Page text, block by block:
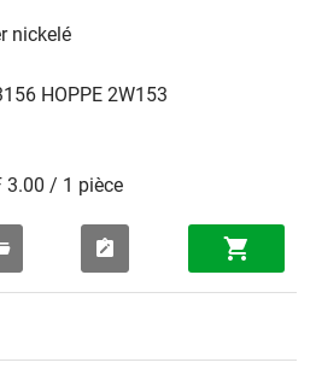
nickelé
HOPPE 2W153
3.00 / 1 pièce